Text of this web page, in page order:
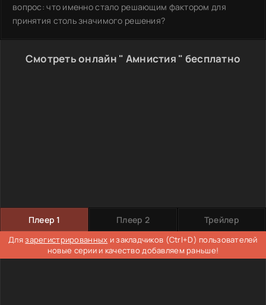
вопрос: что именно стало решающим фактором для
принятия столь значимого решения?
Смотреть онлайн " Амнистия " бесплатно
Плеер 1 Плеер 2 Трейлер
Длязарегистрированных и закладчиков (Ctrl+D) пользователей
новые серии и качество добавляем раньше!